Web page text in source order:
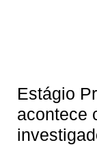
Estágio
acontece